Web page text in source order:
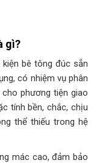
gì?
kiện bê tông đúc sẵn
có nhiệm vụ phân
phương tiện giao
tính bền, chắc, chịu
thể thiếu trong hệ
mác cao, đảm bảo